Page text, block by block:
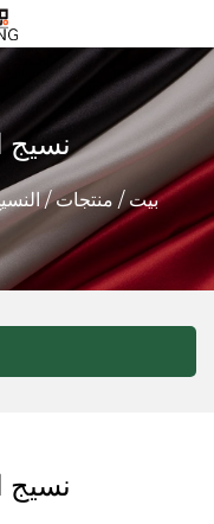
نسيج
بيت/ منتجات/
نسيج